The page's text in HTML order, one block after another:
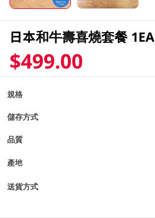
日本和牛壽喜燒套餐 1EA
$499.00
規格
儲存方式
品質
產地
送貨方式